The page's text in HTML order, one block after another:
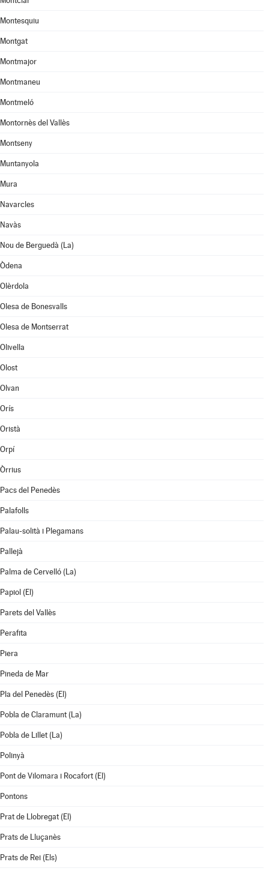
Montesquiu
Montgat
Montmajor
Montmaneu
Montmeló
Montornès del Vallès
Montseny
Muntanyola
Mura
Navarcles
Navàs
Nou de Berguedà (La)
Òdena
Olèrdola
Olesa de Bonesvalls
Olesa de Montserrat
Olivella
Olost
Olvan
Orís
Oristà
Orpí
Òrrius
Pacs del Penedès
Palafolls
Palau-solità i Plegamans
Pallejà
Palma de Cervelló (La)
Papiol (El)
Parets del Vallès
Perafita
Piera
Pineda de Mar
Pla del Penedès (El)
Pobla de Claramunt (La)
Pobla de Lillet (La)
Polinyà
Pont de Vilomara i Rocafort (El)
Pontons
Prat de Llobregat (El)
Prats de Lluçanès
Prats de Rei (Els)